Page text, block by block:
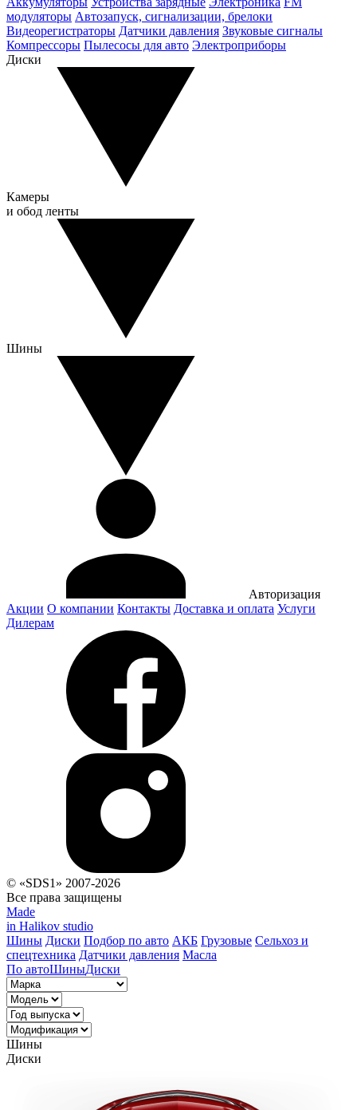
модуляторы Автозапуск, сигнализации, брелоки
Видеорегистраторы Датчики давления Звуковые сигналы
Компрессоры Пылесосы для авто Электроприборы
Диски
Камеры
и обод ленты
Шины
Авторизация
Акции О компании Контакты Доставка и оплата Услуги
Дилерам
© «SDS1» 2007-2026
Все права защищены
Made
in Halikov studio
Шины Диски Подбор по авто АКБ Грузовые Сельхоз и
спецтехника Датчики давления Масла
По автоШиныДиски
Шины
Диски